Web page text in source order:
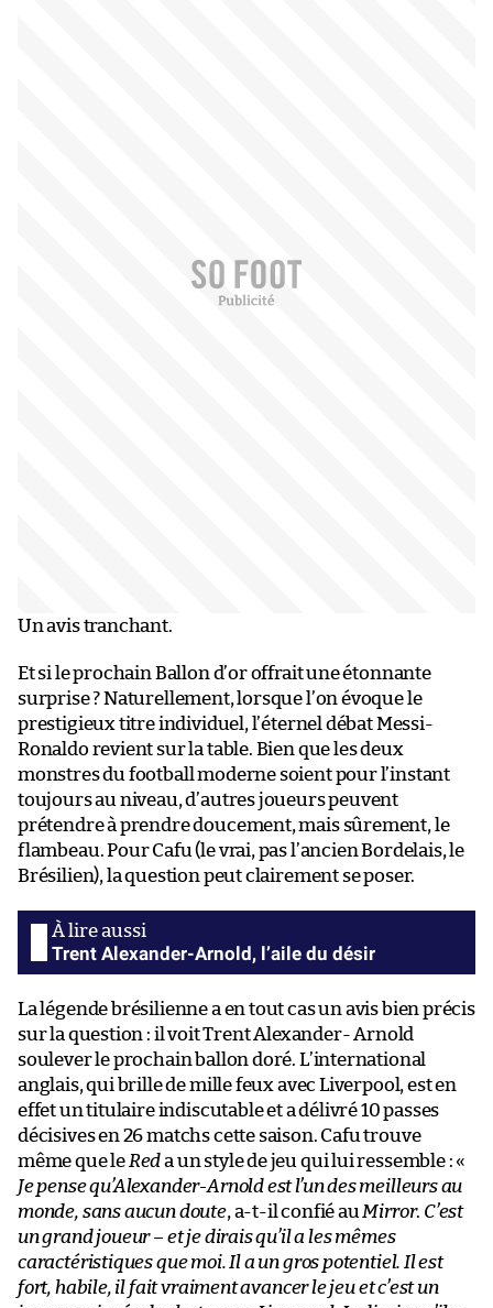
Un avis tranchant.
Et si le prochain Ballon d’or offrait une étonnante
surprise ? Naturellement, lorsque l’on évoque le
prestigieux titre individuel, l’éternel débat Messi-
Ronaldo revient sur la table. Bien que les deux
monstres du football moderne soient pour l’instant
toujours au niveau, d’autres joueurs peuvent
prétendre à prendre doucement, mais sûrement, le
flambeau. Pour Cafu (le vrai, pas l’ancien Bordelais, le
Brésilien), la question peut clairement se poser.
Trent Alexander-Arnold, l’aile du désir
La légende brésilienne a en tout cas un avis bien précis
sur la question : il voit Trent Alexander- Arnold
soulever le prochain ballon doré. L’international
anglais, qui brille de mille feux avec Liverpool, est en
effet un titulaire indiscutable et a délivré 10 passes
décisives en 26 matchs cette saison. Cafu trouve
même que le Reda un style de jeu qui lui ressemble : «
Je pense qu’Alexander-Arnold est l’un des meilleurs au
monde, sans aucun doute, a-t-il confié au Mirror. C’est
un grand joueur – et je dirais qu’il a les mêmes
caractéristiques que moi. Il a un gros potentiel. Il est
fort, habile, il fait vraiment avancer le jeu et c’est un